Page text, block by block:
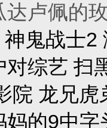
卢佩的